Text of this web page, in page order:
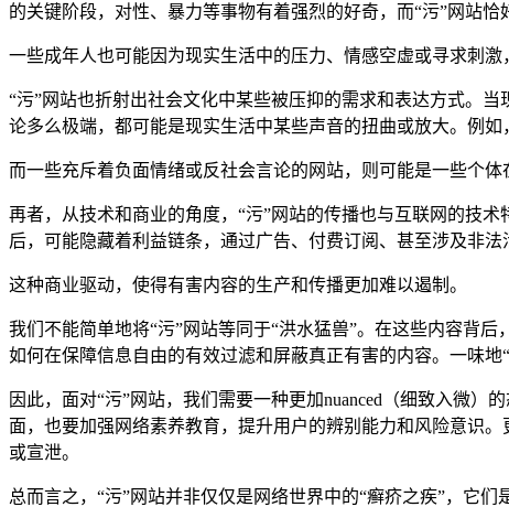
的关键阶段，对性、暴力等事物有着强烈的好奇，而“污”网站恰
一些成年人也可能因为现实生活中的压力、情感空虚或寻求刺
“污”网站也折射出社会文化中某些被压抑的需求和表达方式。
论多么极端，都可能是现实生活中某些声音的扭曲或放大。例
而一些充斥着负面情绪或反社会言论的网站，则可能是一些个
再者，从技术和商业的角度，“污”网站的传播也与互联网的技
后，可能隐藏着利益链条，通过广告、付费订阅、甚至涉及非法
这种商业驱动，使得有害内容的生产和传播更加难以遏制。
我们不能简单地将“污”网站等同于“洪水猛兽”。在这些内容背
如何在保障信息自由的有效过滤和屏蔽真正有害的内容。一味
因此，面对“污”网站，我们需要一种更加nuanced（细致入微
面，也要加强网络素养教育，提升用户的辨别能力和风险意识
或宣泄。
总而言之，“污”网站并非仅仅是网络世界中的“癣疥之疾”，它